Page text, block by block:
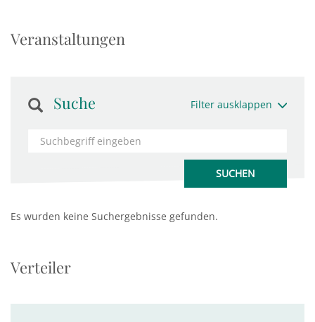
Veranstaltungen
Suche Filter ausklappen
Es wurden keine Suchergebnisse gefunden.
Verteiler